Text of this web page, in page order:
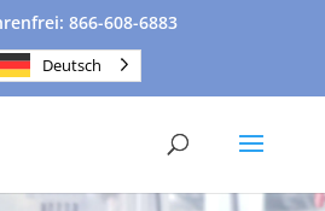
866-608-6883
Deutsch